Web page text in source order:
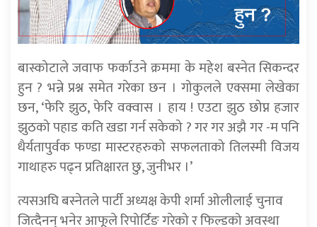
बास्कोटाले जवाफ फर्काउने क्रममा के महेश बस्नेत सिकन्दर
हुन ? भन्ने प्रश्न समेत गरेका छन । गोकुलले एक्समा लेखेका
छन, ‘फेरि झुठ, फेरि वक्वास । हाय ! एउटा झुठ छोप्न हजार
झुठको पहाड कति खडा गर्न सकेको ? गर गर अझै गर -म पनि
धैर्यतापुर्वक फण्डा मास्टरहरुको सफलताको तिलस्मी विजय
गाथाहरु पढ्न प्रतिक्षारत छु, जुनीभर ।’
त्यसअघि बस्नेतले पार्टी अध्यक्ष केपी शर्मा ओलीलाई चुनाव
जित्दैनन् भनेर आफूले रिपोर्टिङ गरेको र फिल्डको अवस्था